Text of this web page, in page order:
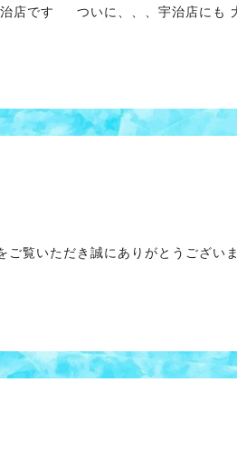
店です ついに、、、宇治店にも
ご覧いただき誠にありがとうござい